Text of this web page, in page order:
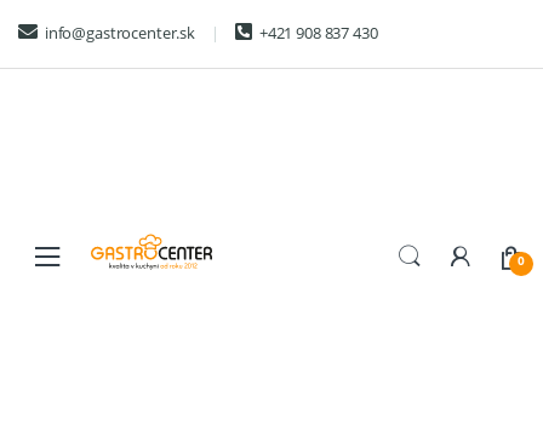
navigation
content
info@gastrocenter.sk +421 908 837 430
0